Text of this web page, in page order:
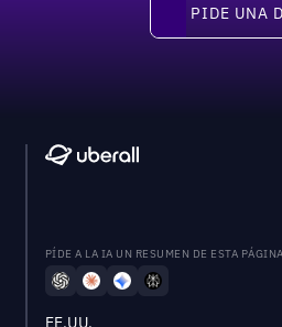
Pide una demo
PIDE UNA
PÍDE A LA IA UN RESUMEN DE ESTA
EE.UU.